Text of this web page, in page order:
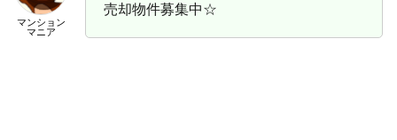
マンション
マニア
売却物件募集中☆